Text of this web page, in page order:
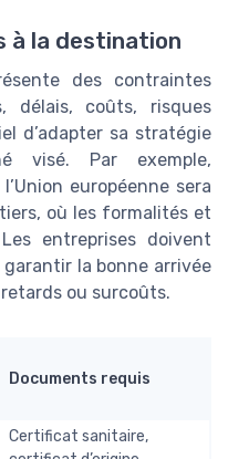
à la destination
des contraintes
délais, coûts, risques
d’adapter sa stratégie
visé. Par exemple,
européenne sera
où les formalités et
entreprises doivent
la bonne arrivée
ou surcoûts.
Documents requis
Certificat sanitaire,